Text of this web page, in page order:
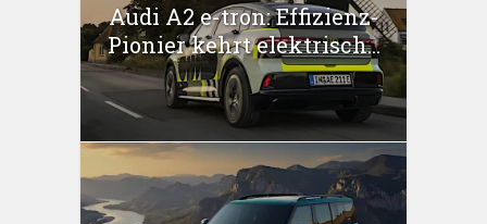
Audi A2 e-tron: Effizienz-
Pionier kehrt elektrisch...